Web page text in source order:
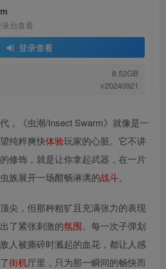
后查看
登录查看
8.52GB
v20240921
，《虫潮/Insect Swarm》就像是一
纯粹爽快体验玩家的心脏。它不讲
的修饰，就是让你拿起武器，在一片
族展开一场酣畅淋漓的战斗。
尖，但那种粗犷且充满张力的表现
了紧张刺激的氛围。每一次子弹划
人被撕碎时溅起的血花，都让人感
街机厅里，只为那一瞬间的畅快而